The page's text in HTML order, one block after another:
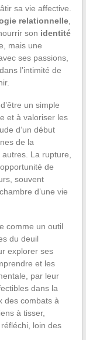
sa vie affective.
relationnelle,
son identité
mais une
ses passions,
l’intimité de
un simple
et à valoriser les
d’un début
de la
La rupture,
de
souvent
d’une vie
comme un outil
du deuil
explorer ses
et les
par leur
dans la
des combats à
à tisser,
loin des